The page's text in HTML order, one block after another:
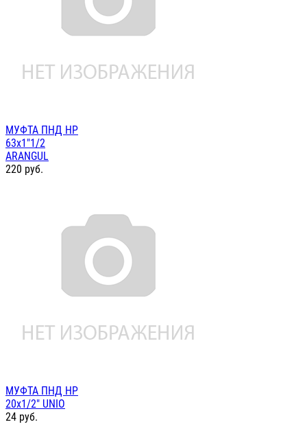
МУФТА ПНД НР
63х1"1/2
ARANGUL
220 руб.
МУФТА ПНД НР
20х1/2" UNIO
24 руб.